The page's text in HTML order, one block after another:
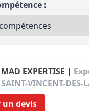
:
EXPERTISE |
VINCENT-DES-
un devis